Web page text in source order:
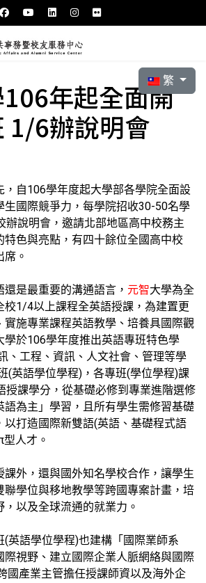
選擇你的語言
繁
年起全面開
1/6辦說明會
，自106學年度起大學部各學院全面設
生國際競爭力，每學院招收30-50名學
辦說明會，邀請北部地區高中校務主
特色與亮點，有四十餘位全國高中校
。
是最重要的溝通語言， 元智大學為全
校1/4以上課程全英語授課，為建置更
實施專業課程英語教學、培養具國際觀
學於106學年度推出英語專班特色學
、工程、資訊、人文社會、管理等學
(英語學位學程)，各專班(學位學程)課
授課學分，從基礎必修到專業進階選修
語為主」學習，且所有學生需修習基礎
以打造國際新雙語(英語、基礎程式語
人才。
課外，還與國外知名學校合作，讓學生
聯學位與移地教學等跨國專案計畫，培
以及全球流通的就業力。
(英語學位學程)也建構「國際業師系
際視野、建立國際企業人脈網絡與國際
國產業主管擔任授課師資以及海外企